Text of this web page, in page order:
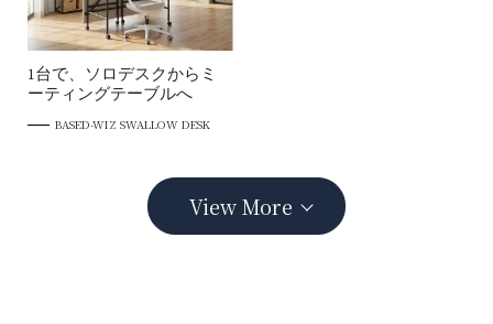
1台で、ソロデスクからミ
ーティングテーブルへ
BASED-WIZ SWALLOW DESK
View More